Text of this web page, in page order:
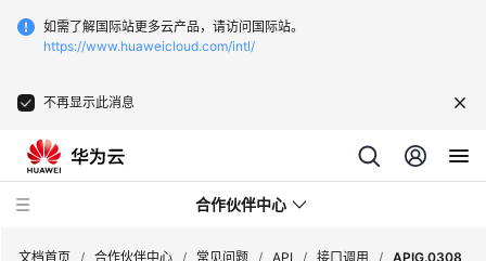
如需了解国际站更多云产品，请访问国际站。
https://www.huaweicloud.com/intl/
不再显示此消息
合作伙伴中心
文档首页 / 合作伙伴中心 / 常见问题 / API / 接口调用 / APIG.0308